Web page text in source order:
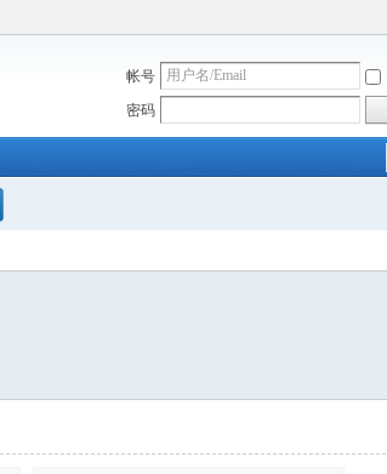
帐号
密码